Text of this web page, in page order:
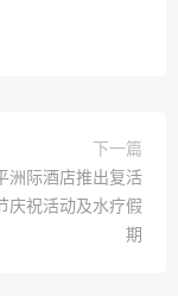
下一篇
洲际酒店推出复活
庆祝活动及水疗假
期